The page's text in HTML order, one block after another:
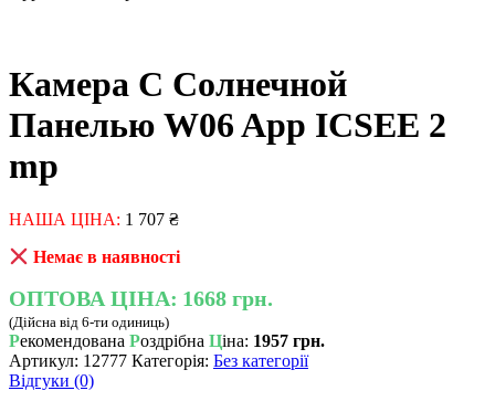
Камера С Солнечной
Панелью W06 App ICSEE 2
mp
НАША ЦІНА: 1 707 ₴
Немає в наявності
ОПТОВА ЦІНА: 1668 грн.
(Дійсна від 6-ти одиниць)
Рекомендована Роздрібна Ціна: 1957 грн.
Артикул: 12777 Категорія: Без категорії
Відгуки (0)